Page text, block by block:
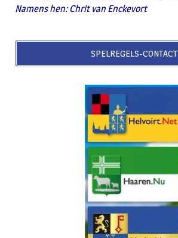
Namens hen: Chrit van Enckevort
SPELREGELS-CONTACT